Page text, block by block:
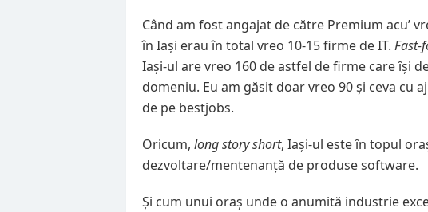
Când am fost angajat de către Premium acu’
în Iași erau în total vreo 10-15 firme de IT. Fast-
Iași-ul are vreo 160 de astfel de firme care își
domeniu. Eu am găsit doar vreo 90 și ceva cu
de pe bestjobs.
Oricum, long story short, Iași-ul este în topul
dezvoltare/mentenanță de produse software.
Și cum unui oraș unde o anumită industrie